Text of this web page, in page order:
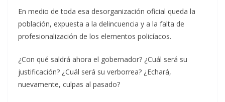
En medio de toda esa desorganización oficial queda la
población, expuesta a la delincuencia y a la falta de
profesionalización de los elementos policíacos.
¿Con qué saldrá ahora el gobernador? ¿Cuál será su
justificación? ¿Cuál será su verborrea? ¿Echará,
nuevamente, culpas al pasado?